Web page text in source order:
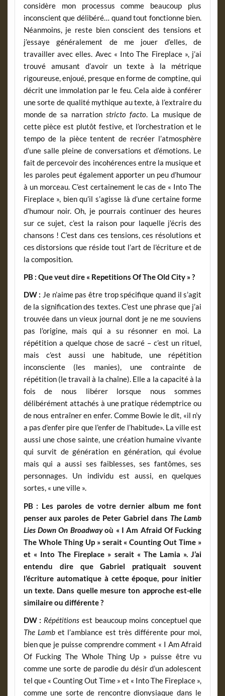
considère mon processus comme beaucoup plus
inconscient que délibéré… quand tout fonctionne bien.
Néanmoins, je reste bien conscient des tensions et
j’essaye généralement de me jouer d’elles, de
travailler avec elles. Avec « Into The Fireplace », j’ai
trouvé amusant d’avoir un texte à la métrique
rigoureuse, enjoué, presque en forme de comptine, qui
décrit une immolation par le feu. Cela aide à conférer
une sorte de qualité mythique au texte, à l’extraire du
monde de sa narration stricto facto. La musique de
cette pièce est plutôt festive, et l’orchestration et le
tempo de la pièce tentent de recréer l’atmosphère
d’une salle pleine de conversations et d’émotions. Le
fait de percevoir des incohérences entre la musique et
les paroles peut également apporter un peu d’humour
à un morceau. C’est certainement le cas de « Into The
Fireplace », bien qu’il s’agisse là d’une certaine forme
d’humour noir. Oh, je pourrais continuer des heures
sur ce sujet, c’est la raison pour laquelle j’écris des
chansons ! C’est dans ces tensions, ces résolutions et
ces distorsions que réside tout l’art de l’écriture et de
la composition.
PB : Que veut dire « Repetitions Of The Old City » ?
DW : Je n’aime pas être trop spécifique quand il s’agit
de la signification des textes. C’est une phrase que j’ai
trouvée dans un vieux journal dont je ne me souviens
pas l’origine, mais qui a su résonner en moi. La
répétition a quelque chose de sacré – c’est un rituel,
mais c’est aussi une habitude, une répétition
inconsciente (les manies), une contrainte de
répétition (le travail à la chaîne). Elle a la capacité à la
fois de nous libérer lorsque nous sommes
délibérément attachés à une pratique rédemptrice ou
de nous entraîner en enfer. Comme Bowie le dit, «il n’y
a pas d’enfer pire que l’enfer de l’habitude». La ville est
aussi une chose sainte, une création humaine vivante
qui survit de génération en génération, qui évolue
mais qui a aussi ses faiblesses, ses fantômes, ses
personnages. Un individu est aussi, en quelques
sortes, « une ville ».
PB : Les paroles de votre dernier album me font
penser aux paroles de Peter Gabriel dans The Lamb
Lies Down On Broadwayoù « I Am Afraid Of Fucking
The Whole Thing Up » serait « Counting Out Time »
et « Into The Fireplace » serait « The Lamia ». J’ai
entendu dire que Gabriel pratiquait souvent
l’écriture automatique à cette époque, pour initier
un texte. Dans quelle mesure ton approche est-elle
similaire ou différente ?
DW : Répétitions est beaucoup moins conceptuel que
The Lambet l’ambiance est très différente pour moi,
bien que je puisse comprendre comment « I Am Afraid
Of Fucking The Whole Thing Up » puisse être vu
comme une sorte de parodie du désir d’un adolescent
tel que « Counting Out Time » et « Into The Fireplace »,
comme une sorte de rencontre dionysiaque dans le